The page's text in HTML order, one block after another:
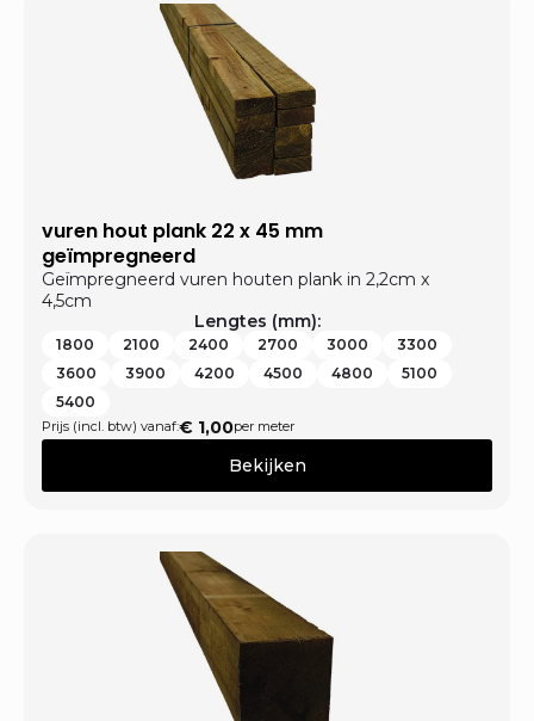
vuren hout plank 22 x 45 mm
geïmpregneerd
Geïmpregneerd vuren houten plank in 2,2cm x
4,5cm
Lengtes (mm):
1800 2100 2400 2700 3000
3300
3600
3900 4200 4500 4800
5100
5400
Prijs (incl. btw) vanaf:€ 1,00per meter
Bekijken